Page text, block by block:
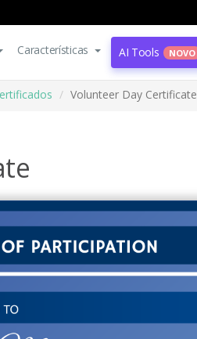
Características AI Tools NOVO
Volunteer Day Certificate